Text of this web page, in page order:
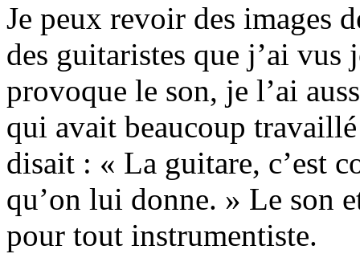
Je peux revoir des images
des guitaristes que j’ai
provoque le son, je l’ai
qui avait beaucoup
disait : « La guitare, c’est
qu’on lui donne. » Le son
pour tout instrumentiste.